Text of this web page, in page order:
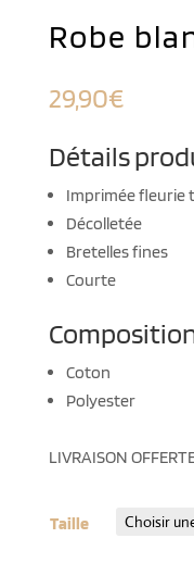
Robe
29,90€
Détails
Imprimée fleurie
Décolletée
Bretelles fines
Courte
Coton
Polyester
LIVRAISON
Taille